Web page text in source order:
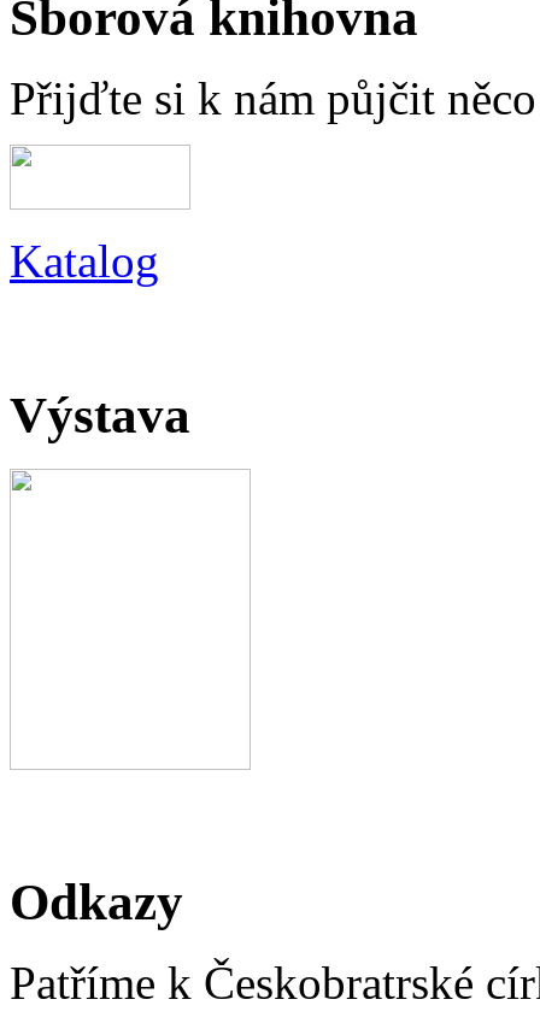
Sborová knihovna
Přijďte si k nám půjčit
Katalog
Výstava
Odkazy
Patříme k Českobratrské